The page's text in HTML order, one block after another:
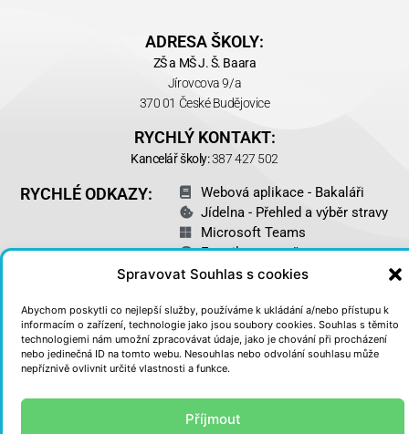
Spravovat Souhlas s cookies
Abychom poskytli co nejlepší služby, používáme k ukládání a/nebo přístupu k
informacím o zařízení, technologie jako jsou soubory cookies. Souhlas s těmito
technologiemi nám umožní zpracovávat údaje, jako je chování při procházení
nebo jedinečná ID na tomto webu. Nesouhlas nebo odvolání souhlasu může
nepříznivě ovlivnit určité vlastnosti a funkce.
Příjmout
ADRESA ŠKOLY:
ZŠ a MŠ J. Š. Baara
Jírovcova 9/a
370 01 České Budějovice
RYCHLÝ KONTAKT:
Kancelář školy:387 427 502
RYCHLÉ ODKAZY:
Webová aplikace - Bakaláři
Jídelna - Přehled a výběr stravy
Microsoft Teams
E-mail pro zaměstnance
Pro učitele
MENU:
Webové stránky zsbaara.cz splňují pravidla o přístupnosti